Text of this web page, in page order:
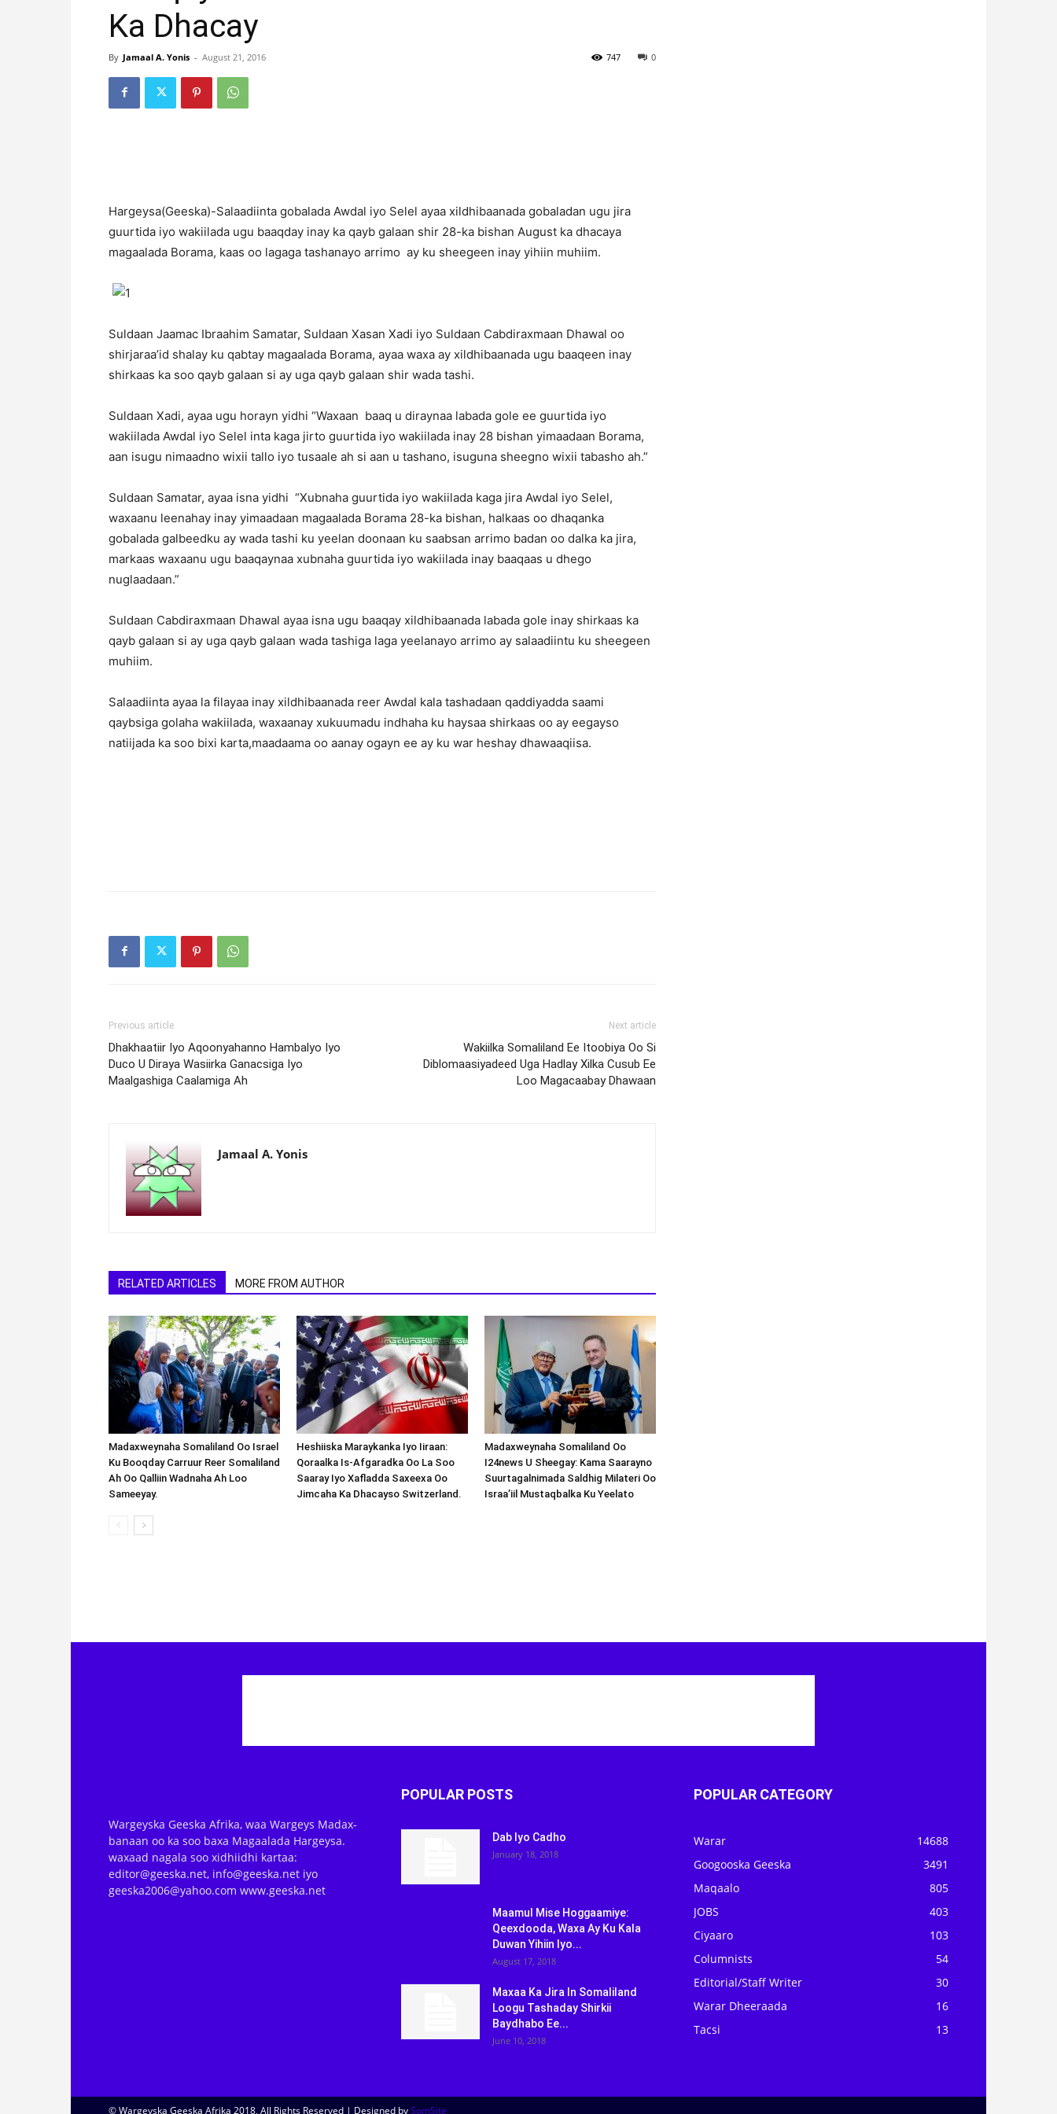
Ka Dhacay
By Jamaal A. Yonis - August 21, 2016 0
747
Hargeysa(Geeska)-Salaadiinta gobalada Awdal iyo Selel ayaa xildhibaanada gobaladan ugu jira
guurtida iyo wakiilada ugu baaqday inay ka qayb galaan shir 28-ka bishan August ka dhacaya
magaalada Borama, kaas oo lagaga tashanayo arrimo ay ku sheegeen inay yihiin muhiim.
Suldaan Jaamac Ibraahim Samatar, Suldaan Xasan Xadi iyo Suldaan Cabdiraxmaan Dhawal oo
shirjaraa’id shalay ku qabtay magaalada Borama, ayaa waxa ay xildhibaanada ugu baaqeen inay
shirkaas ka soo qayb galaan si ay uga qayb galaan shir wada tashi.
Suldaan Xadi, ayaa ugu horayn yidhi “Waxaan baaq u diraynaa labada gole ee guurtida iyo
wakiilada Awdal iyo Selel inta kaga jirto guurtida iyo wakiilada inay 28 bishan yimaadaan Borama,
aan isugu nimaadno wixii tallo iyo tusaale ah si aan u tashano, isuguna sheegno wixii tabasho ah.”
Suldaan Samatar, ayaa isna yidhi “Xubnaha guurtida iyo wakiilada kaga jira Awdal iyo Selel,
waxaanu leenahay inay yimaadaan magaalada Borama 28-ka bishan, halkaas oo dhaqanka
gobalada galbeedku ay wada tashi ku yeelan doonaan ku saabsan arrimo badan oo dalka ka jira,
markaas waxaanu ugu baaqaynaa xubnaha guurtida iyo wakiilada inay baaqaas u dhego
nuglaadaan.”
Suldaan Cabdiraxmaan Dhawal ayaa isna ugu baaqay xildhibaanada labada gole inay shirkaas ka
qayb galaan si ay uga qayb galaan wada tashiga laga yeelanayo arrimo ay salaadiintu ku sheegeen
muhiim.
Salaadiinta ayaa la filayaa inay xildhibaanada reer Awdal kala tashadaan qaddiyadda saami
qaybsiga golaha wakiilada, waxaanay xukuumadu indhaha ku haysaa shirkaas oo ay eegayso
natiijada ka soo bixi karta,maadaama oo aanay ogayn ee ay ku war heshay dhawaaqiisa.
Previous article
Dhakhaatiir Iyo Aqoonyahanno Hambalyo Iyo
Duco U Diraya Wasiirka Ganacsiga Iyo
Maalgashiga Caalamiga Ah
Next article
Wakiilka Somaliland Ee Itoobiya Oo Si
Diblomaasiyadeed Uga Hadlay Xilka Cusub Ee
Loo Magacaabay Dhawaan
Jamaal A. Yonis
RELATED ARTICLES MORE FROM AUTHOR
Madaxweynaha Somaliland Oo Israel
Ku Booqday Carruur Reer Somaliland
Ah Oo Qalliin Wadnaha Ah Loo
Sameeyay.
Heshiiska Maraykanka Iyo Iiraan:
Qoraalka Is-Afgaradka Oo La Soo
Saaray Iyo Xafladda Saxeexa Oo
Jimcaha Ka Dhacayso Switzerland.
Madaxweynaha Somaliland Oo
I24news U Sheegay: Kama Saarayno
Suurtagalnimada Saldhig Milateri Oo
Israa’iil Mustaqbalka Ku Yeelato
Wargeyska Geeska Afrika, waa Wargeys Madax-
banaan oo ka soo baxa Magaalada Hargeysa.
waxaad nagala soo xidhiidhi kartaa:
editor@geeska.net, info@geeska.net iyo
geeska2006@yahoo.com www.geeska.net
POPULAR POSTS
Dab Iyo Cadho
January 18, 2018
Maamul Mise Hoggaamiye:
Qeexdooda, Waxa Ay Ku Kala
Duwan Yihiin Iyo...
August 17, 2018
Maxaa Ka Jira In Somaliland
Loogu Tashaday Shirkii
Baydhabo Ee...
June 10, 2018
POPULAR CATEGORY
Warar
14688
Googooska Geeska
3491
Maqaalo
805
JOBS
403
Ciyaaro
103
Columnists
54
Editorial/Staff Writer
30
Warar Dheeraada
16
Tacsi
13
© Wargeyska Geeska Afrika 2018, All Rights Reserved | Designed bySomSite